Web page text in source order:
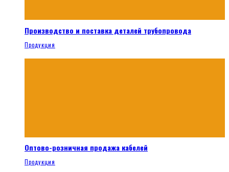
Производство и поставка деталей трубопровода
Продукция
Оптово-розничная продажа кабелей
Продукция